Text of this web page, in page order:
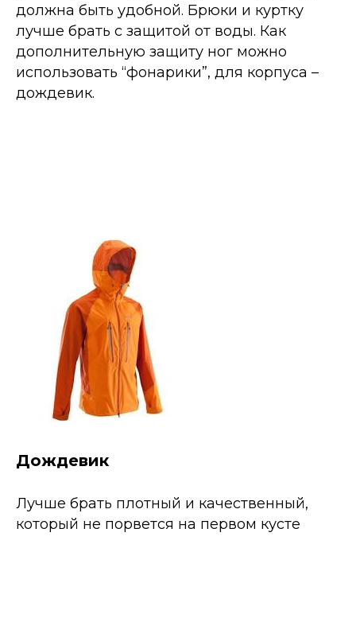
должна быть удобной. Брюки и куртку
лучше брать с защитой от воды. Как
дополнительную защиту ног можно
использовать “фонарики”, для корпуса –
дождевик.
Дождевик
Лучше брать плотный и качественный,
который не порвется на первом кусте